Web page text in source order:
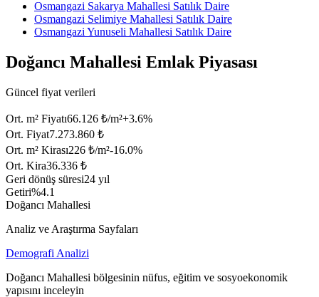
Osmangazi Sakarya Mahallesi Satılık Daire
Osmangazi Selimiye Mahallesi Satılık Daire
Osmangazi Yunuseli Mahallesi Satılık Daire
Doğancı Mahallesi Emlak Piyasası
Güncel fiyat verileri
Ort. m² Fiyatı66.126 ₺/m²+3.6%
Ort. Fiyat7.273.860 ₺
Ort. m² Kirası226 ₺/m²-16.0%
Ort. Kira36.336 ₺
Geri dönüş süresi24 yıl
Getiri%4.1
Doğancı Mahallesi
Analiz ve Araştırma Sayfaları
Demografi Analizi
Doğancı Mahallesi bölgesinin nüfus, eğitim ve sosyoekonomik
yapısını inceleyin